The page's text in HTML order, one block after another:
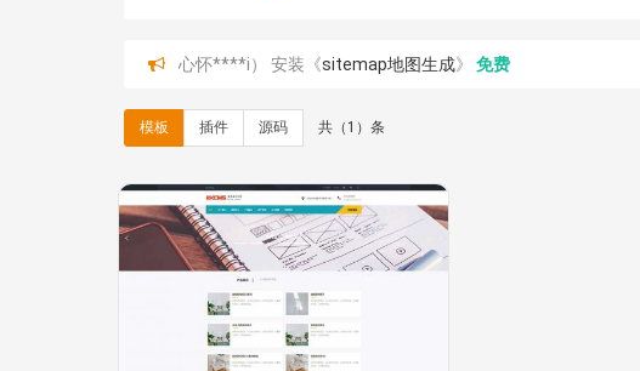
心怀****i） 安装《sitemap地图生成》 免费
C**y 安装《地图位置选取插件
hk****08 安装《
Prism代码高亮插件
hk****08 安装《一键生成应用》免费
hk****08 安装《禁止IP访问
免费
hk****80 安装《响应式多语言企业公司简单通用模板
hk****80 安装《响应式多语言企业公司简单通用模板
碧**天 安装《
hk****70 安装《 地图位置选取插件
hk****70 安装《sitemaps站点地图
hk****28 安装《Technoai科技人工智能IT服务多用途网站模板
模板 插件 源码 共（1）条